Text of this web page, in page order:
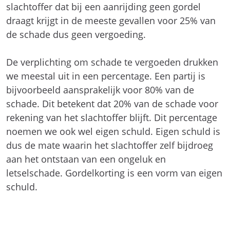
slachtoffer dat bij een aanrijding geen gordel
draagt krijgt in de meeste gevallen voor 25% van
de schade dus geen vergoeding.
De verplichting om schade te vergoeden drukken
we meestal uit in een percentage. Een partij is
bijvoorbeeld aansprakelijk voor 80% van de
schade. Dit betekent dat 20% van de schade voor
rekening van het slachtoffer blijft. Dit percentage
noemen we ook wel eigen schuld. Eigen schuld is
dus de mate waarin het slachtoffer zelf bijdroeg
aan het ontstaan van een ongeluk en
letselschade. Gordelkorting is een vorm van eigen
schuld.